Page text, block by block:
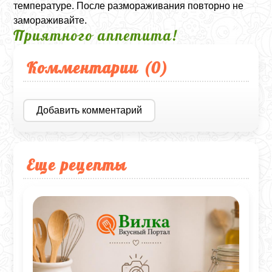
температуре. После размораживания повторно не
замораживайте.
Приятного аппетита!
Комментарии (0)
Добавить комментарий
Еще рецепты